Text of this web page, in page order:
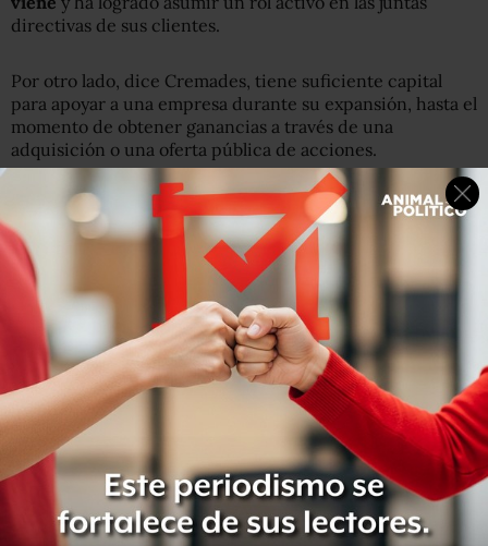
directivas de sus clientes.
Por otro lado, dice Cremades, tiene suficiente capital
para apoyar a una empresa durante su expansión, hasta el
momento de obtener ganancias a través de una
adquisición o una oferta pública de acciones.
"Esto es algo que Neil ha sabido dominar".
"Tortugas del océano"
Nacido en la provincia de Zhejiang, el inversionista
creció en Shanghái y estudió en la Universidad Jiao Tong,
donde era considerado un"genio de las matemáticas".
Luego ingresó a la Universidad de Yale y de ahí se fue
directo a Wall Street a comienzos de la década de los 90.
Unos años más tarde decidió regresar a su país de origen,
formando parte del grupo de las llamados
"tortugas del
ciudadanos chinos que estudian en el extranjero
y regresan a poner en práctica sus conocimientos.